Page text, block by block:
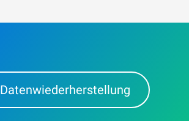
Datenwiederherstellung